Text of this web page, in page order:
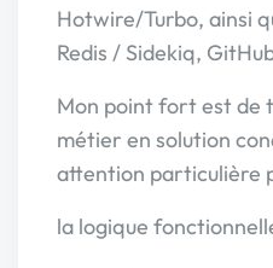
Hotwire/Turbo, ainsi
Redis / Sidekiq,
Mon point fort est de
métier en solution
attention particulière
la logique